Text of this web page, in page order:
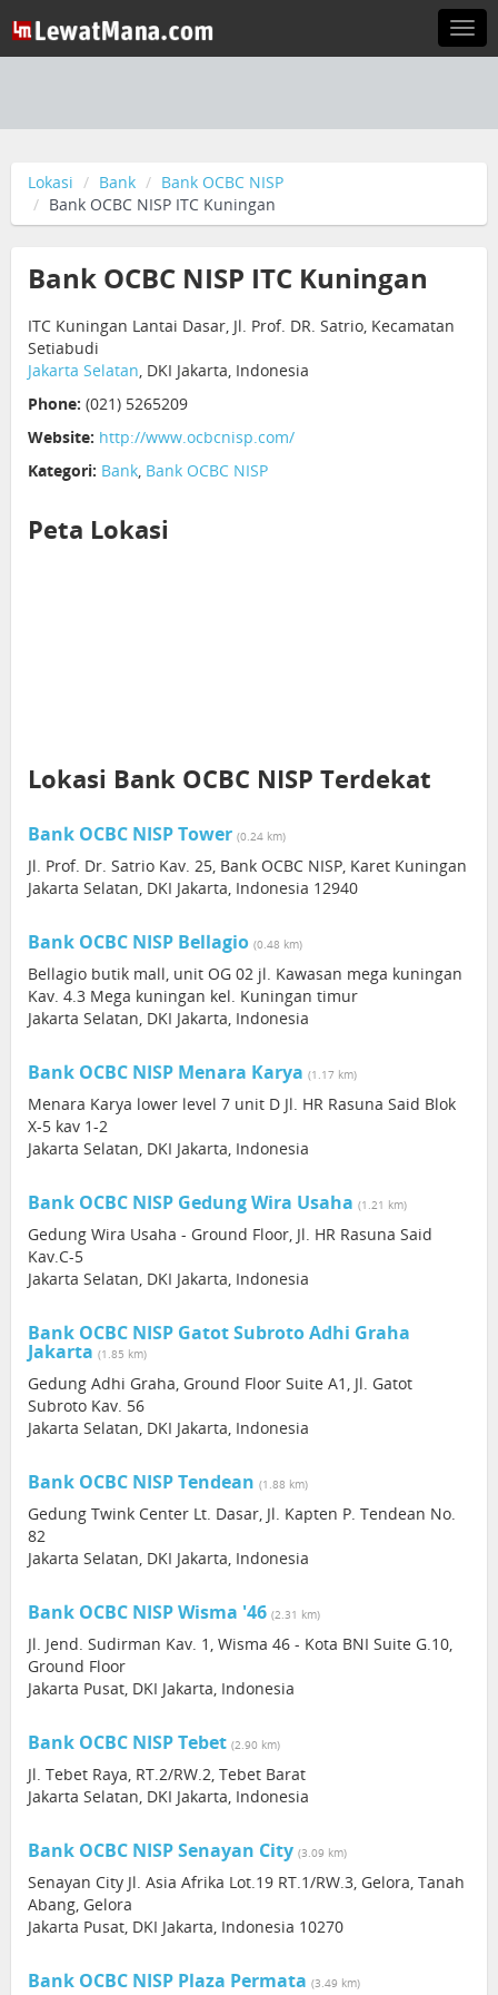
Lokasi Bank
Bank OCBC NISP
Bank OCBC NISP ITC Kuningan
Bank OCBC NISP ITC Kuningan
ITC Kuningan Lantai Dasar, Jl. Prof. DR. Satrio, Kecamatan
Setiabudi
Jakarta Selatan, DKI Jakarta, Indonesia
Phone: (021) 5265209
Website: http://www.ocbcnisp.com/
Kategori: Bank, Bank OCBC NISP
Peta Lokasi
Lokasi Bank OCBC NISP Terdekat
Bank OCBC NISP Tower (0.24 km)
Jl. Prof. Dr. Satrio Kav. 25, Bank OCBC NISP, Karet Kuningan
Jakarta Selatan, DKI Jakarta, Indonesia 12940
Bank OCBC NISP Bellagio (0.48 km)
Bellagio butik mall, unit OG 02 jl. Kawasan mega kuningan
Kav. 4.3 Mega kuningan kel. Kuningan timur
Jakarta Selatan, DKI Jakarta, Indonesia
Bank OCBC NISP Menara Karya (1.17 km)
Menara Karya lower level 7 unit D Jl. HR Rasuna Said Blok
X-5 kav 1-2
Jakarta Selatan, DKI Jakarta, Indonesia
Bank OCBC NISP Gedung Wira Usaha (1.21 km)
Gedung Wira Usaha - Ground Floor, Jl. HR Rasuna Said
Kav.C-5
Jakarta Selatan, DKI Jakarta, Indonesia
Bank OCBC NISP Gatot Subroto Adhi Graha
Jakarta (1.85 km)
Gedung Adhi Graha, Ground Floor Suite A1, Jl. Gatot
Subroto Kav. 56
Jakarta Selatan, DKI Jakarta, Indonesia
Bank OCBC NISP Tendean (1.88 km)
Gedung Twink Center Lt. Dasar, Jl. Kapten P. Tendean No.
82
Jakarta Selatan, DKI Jakarta, Indonesia
Bank OCBC NISP Wisma '46 (2.31 km)
Jl. Jend. Sudirman Kav. 1, Wisma 46 - Kota BNI Suite G.10,
Ground Floor
Jakarta Pusat, DKI Jakarta, Indonesia
Bank OCBC NISP Tebet (2.90 km)
Jl. Tebet Raya, RT.2/RW.2, Tebet Barat
Jakarta Selatan, DKI Jakarta, Indonesia
Bank OCBC NISP Senayan City (3.09 km)
Senayan City Jl. Asia Afrika Lot.19 RT.1/RW.3, Gelora, Tanah
Abang, Gelora
Jakarta Pusat, DKI Jakarta, Indonesia 10270
Bank OCBC NISP Plaza Permata (3.49 km)